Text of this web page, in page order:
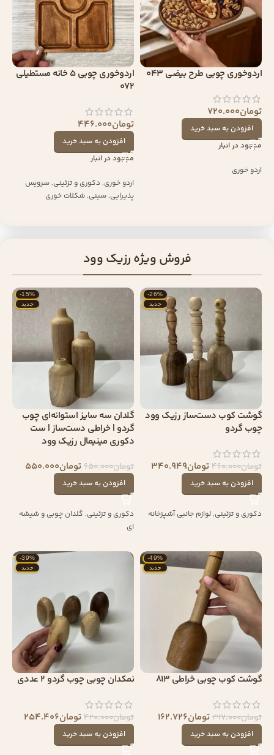
اردوخوری چوبی طرح بیضی 043
تومان720.000
افزودن به سبد خرید
موجود در انبار
اردو خوری
اردوخوری چوبی 5 خانه مستطیلی
072
تومان446.000
افزودن به سبد خرید
موجود در انبار
اردو خوری,دکوری و تزئینی,سرویس
پذیرایی,سینی,شکلات خوری
فروش ویژه رزیک وود
-26%
جدید
گوشت کوب دست‌ساز رزیک وود
چوب گردو
تومان460.000تومان340.949
افزودن به سبد خرید
دکوری و تزئینی,لوازم جانبی آشپزخانه
-15%
جدید
گلدان سه‌ سایز استوانه‌ای چوب
گردو | خراطی دست‌ساز | ست
دکوری مینیمال رزیک وود
تومان650.000تومان550.000
افزودن به سبد خرید
دکوری و تزئینی, گلدان چوبی و شیشه
ای
-49%
جدید
گوشت کوب چوبی خراطی 813
تومان317.000تومان162.726
افزودن به سبد خرید
-39%
جدید
نمکدان چوبی چوب گردو 2 عددی
تومان420.000تومان254.406
افزودن به سبد خرید